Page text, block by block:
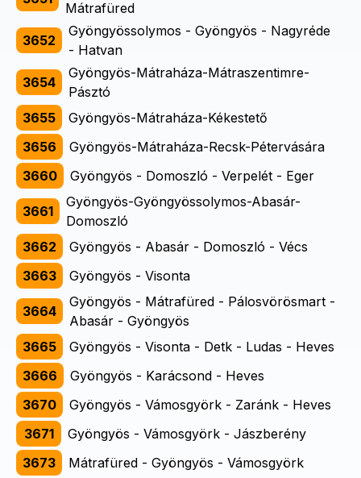
Mátrafüred
3652
Gyöngyössolymos - Gyöngyös - Nagyréde
- Hatvan
3654
Gyöngyös-Mátraháza-Mátraszentimre-
Pásztó
3655
Gyöngyös-Mátraháza-Kékestető
3656
Gyöngyös-Mátraháza-Recsk-Pétervására
3660
Gyöngyös - Domoszló - Verpelét - Eger
3661
Gyöngyös-Gyöngyössolymos-Abasár-
Domoszló
3662
Gyöngyös - Abasár - Domoszló - Vécs
3663
Gyöngyös - Visonta
3664
Gyöngyös - Mátrafüred - Pálosvörösmart -
Abasár - Gyöngyös
3665
Gyöngyös - Visonta - Detk - Ludas - Heves
3666
Gyöngyös - Karácsond - Heves
3670
Gyöngyös - Vámosgyörk - Zaránk - Heves
3671
Gyöngyös - Vámosgyörk - Jászberény
3673
Mátrafüred - Gyöngyös - Vámosgyörk